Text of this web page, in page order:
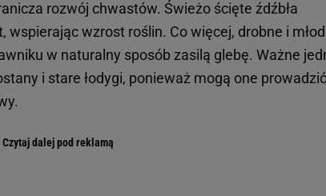
rozwój chwastów. Świeżo ścięte źdźbła
wspierając wzrost roślin. Co więcej, drobne i
w naturalny sposób zasilą glebę. Ważne
i stare łodygi, ponieważ mogą one